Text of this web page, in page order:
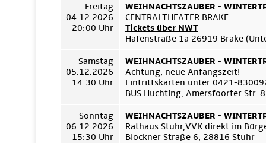
Freitag
04.12.2026
20:00 Uhr
WEIHNACHTSZAUBER -
CENTRALTHEATER BRAKE
Tickets über NWT
Hafenstraße 1a 26919 Brake
Samstag
05.12.2026
14:30 Uhr
WEIHNACHTSZAUBER -
Achtung, neue Anfangszeit!
Eintrittskarten unter 0421-
BUS Huchting, Amersfoorter Str.
Sonntag
06.12.2026
15:30 Uhr
WEIHNACHTSZAUBER -
Rathaus Stuhr,VVK direkt im
Blockner Straße 6, 28816 Stuhr